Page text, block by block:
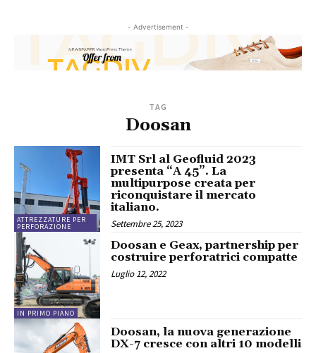
- Advertisement -
TAG
Doosan
ATTREZZATURE PER
PERFORAZIONE
IMT Srl al Geofluid 2023
presenta “A 45”. La
multipurpose creata per
riconquistare il mercato
italiano.
Settembre 25, 2023
IN PRIMO PIANO
Doosan e Geax, partnership per
costruire perforatrici compatte
Luglio 12, 2022
Doosan, la nuova generazione
DX-7 cresce con altri 10 modelli